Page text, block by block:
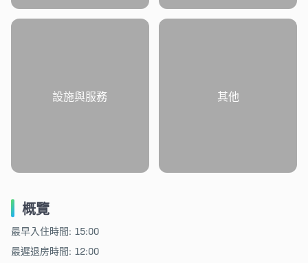
設施與服務 其他
概覽
最早入住時間: 15:00
最遲退房時間: 12:00